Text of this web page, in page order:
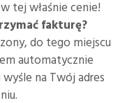
tej właśnie cenie!
fakturę?
do tego miejscu
automatycznie
na Twój adres